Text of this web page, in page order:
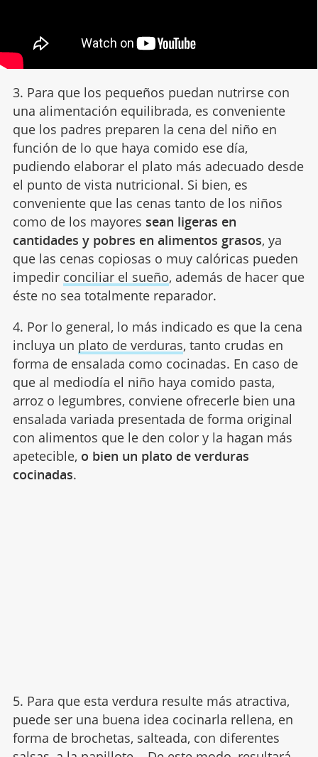
3. Para que los pequeños puedan nutrirse con
una alimentación equilibrada, es conveniente
que los padres preparen la cena del niño en
función de lo que haya comido ese día,
pudiendo elaborar el plato más adecuado desde
el punto de vista nutricional. Si bien, es
conveniente que las cenas tanto de los niños
como de los mayores sean ligeras en
cantidades y pobres en alimentos grasos, ya
que las cenas copiosas o muy calóricas pueden
impedir conciliar el sueño, además de hacer que
éste no sea totalmente reparador.
4. Por lo general, lo más indicado es que la cena
incluya un plato de verduras, tanto crudas en
forma de ensalada como cocinadas. En caso de
que al mediodía el niño haya comido pasta,
arroz o legumbres, conviene ofrecerle bien una
ensalada variada presentada de forma original
con alimentos que le den color y la hagan más
apetecible, o bien un plato de verduras
cocinadas.
5. Para que esta verdura resulte más atractiva,
puede ser una buena idea cocinarla rellena, en
forma de brochetas, salteada, con diferentes